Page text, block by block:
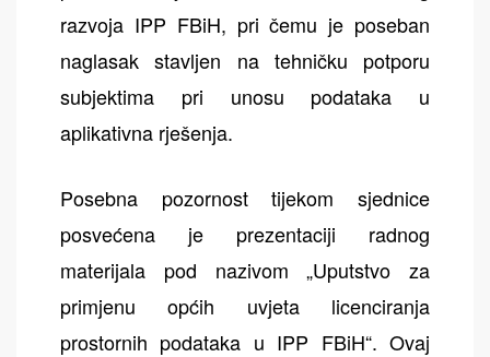
razvoja IPP FBiH, pri čemu je poseban
naglasak stavljen na tehničku potporu
subjektima pri unosu podataka u
aplikativna rješenja.
Posebna pozornost tijekom sjednice
posvećena je prezentaciji radnog
materijala pod nazivom „Uputstvo za
primjenu općih uvjeta licenciranja
prostornih podataka u IPP FBiH“. Ovaj